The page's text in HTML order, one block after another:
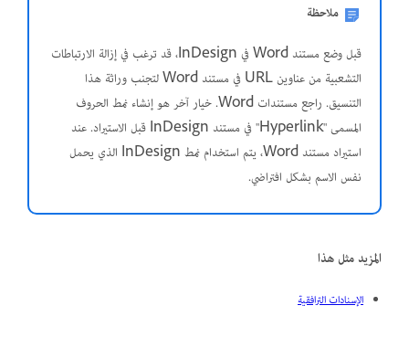
ملاحظة
قبل وضع مستند Word في InDesign، قد ترغب في إزالة الارتباطات
التشعبية من عناوين URL في مستند Word لتجنب وراثة هذا
التنسيق. راجع مستندات Word. خيار آخر هو إنشاء نمط الحروف
المسمى "Hyperlink" في مستند InDesign قبل الاستيراد. عند
استيراد مستند Word، يتم استخدام نمط InDesign الذي يحمل
نفس الاسم بشكل افتراضي.
المزيد مثل هذا
الإسنادات الترافقية